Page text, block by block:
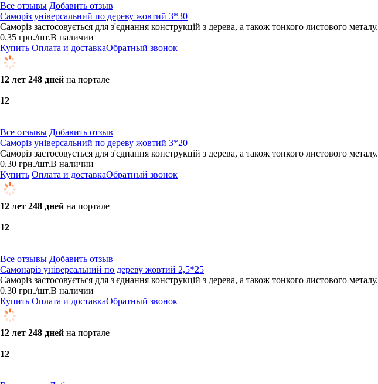
Все отзывы Добавить отзыв
Саморіз універсальний по дереву жовтий 3*30
Саморіз застосовується для з'єднання конструкцій з дерева, а також тонкого листового металу.
0.35 грн./шт.В наличии
Купить Оплата и доставкаОбратный звонок
12 лет 248 дней на портале
12
Все отзывы Добавить отзыв
Саморіз універсальний по дереву жовтий 3*20
Саморіз застосовується для з'єднання конструкцій з дерева, а також тонкого листового металу.
0.30 грн./шт.В наличии
Купить Оплата и доставкаОбратный звонок
12 лет 248 дней на портале
12
Все отзывы Добавить отзыв
Самонаріз універсальний по дереву жовтий 2,5*25
Саморіз застосовується для з'єднання конструкцій з дерева, а також тонкого листового металу.
0.30 грн./шт.В наличии
Купить Оплата и доставкаОбратный звонок
12 лет 248 дней на портале
12